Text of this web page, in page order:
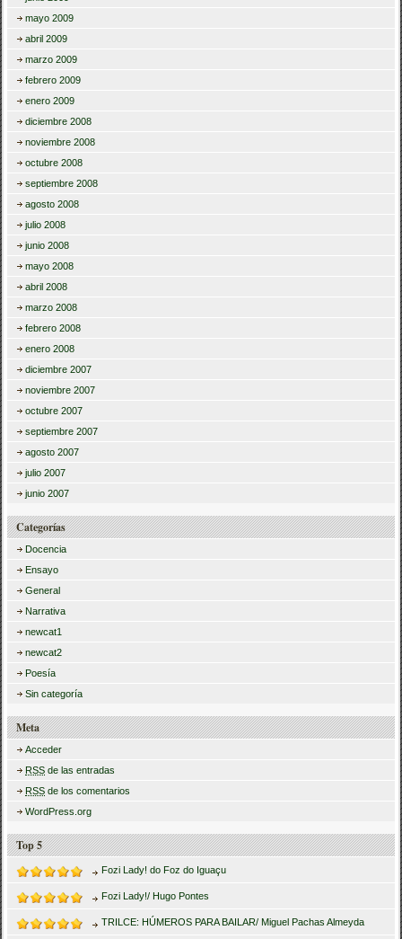
mayo 2009
abril 2009
marzo 2009
febrero 2009
enero 2009
diciembre 2008
noviembre 2008
octubre 2008
septiembre 2008
agosto 2008
julio 2008
junio 2008
mayo 2008
abril 2008
marzo 2008
febrero 2008
enero 2008
diciembre 2007
noviembre 2007
octubre 2007
septiembre 2007
agosto 2007
julio 2007
junio 2007
Categorías
Docencia
Ensayo
General
Narrativa
newcat1
newcat2
Poesía
Sin categoría
Meta
Acceder
RSS de las entradas
RSS de los comentarios
WordPress.org
Top 5
Fozi Lady! do Foz do Iguaçu
Fozi Lady!/ Hugo Pontes
TRILCE: HÚMEROS PARA BAILAR/ Miguel Pachas Almeyda